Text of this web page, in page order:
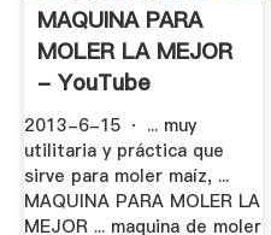
MAQUINA PARA
MOLER LA MEJOR
- YouTube
2013-6-15 · ... muy
utilitaria y práctica que
sirve para moler maíz, ...
MAQUINA PARA MOLER LA
MEJOR ... maquina de moler